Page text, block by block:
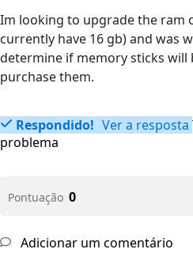
Im looking to upgrade the ram
currently have 16 gb) and was
determine if memory sticks will
purchase them.
Respondido! Ver a resposta
problema
Pontuação 0
Adicionar um comentário